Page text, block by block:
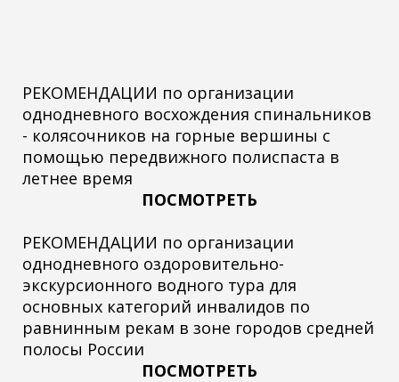
РЕКОМЕНДАЦИИ по организации
однодневного восхождения спинальников
- колясочников на горные вершины с
помощью передвижного полиспаста в
летнее время
ПОСМОТРЕТЬ
РЕКОМЕНДАЦИИ по организации
однодневного оздоровительно-
экскурсионного водного тура для
основных категорий инвалидов по
равнинным рекам в зоне городов средней
полосы России
ПОСМОТРЕТЬ